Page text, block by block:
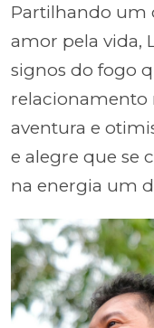
Partilhando um
amor pela vida,
signos do fogo
relacionamento
aventura e
e alegre que se
na energia um